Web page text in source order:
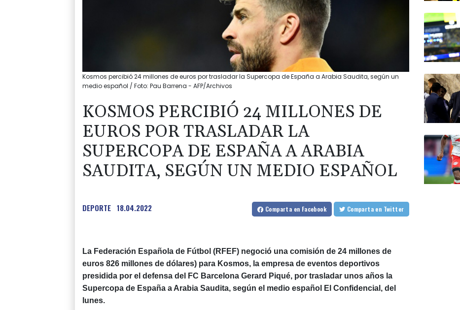
Kosmos percibió 24 millones de euros por trasladar la Supercopa de España a Arabia Saudita, según un
medio español / Foto: Pau Barrena - AFP/Archivos
KOSMOS PERCIBIÓ 24 MILLONES DE
EUROS POR TRASLADAR LA
SUPERCOPA DE ESPAÑA A ARABIA
SAUDITA, SEGÚN UN MEDIO ESPAÑOL
DEPORTE 18.04.2022 Comparta en Facebook Comparta en Twitter
La Federación Española de Fútbol (RFEF) negoció una comisión de 24 millones de
euros 826 millones de dólares) para Kosmos, la empresa de eventos deportivos
presidida por el defensa del FC Barcelona Gerard Piqué, por trasladar unos años la
Supercopa de España a Arabia Saudita, según el medio español El Confidencial, del
lunes.